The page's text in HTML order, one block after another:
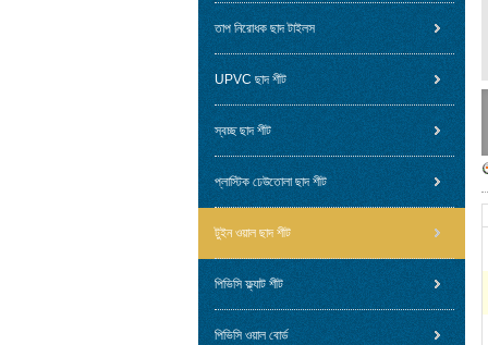
তাপ নিরোধক ছাদ টাইলস
UPVC ছাদ শীট
স্বচ্ছ ছাদ শীট
প্লাস্টিক ঢেউতোলা ছাদ শীট
টুইন ওয়াল ছাদ শীট
পিভিসি ফ্ল্যাট শীট
পিভিসি ওয়াল বোর্ড